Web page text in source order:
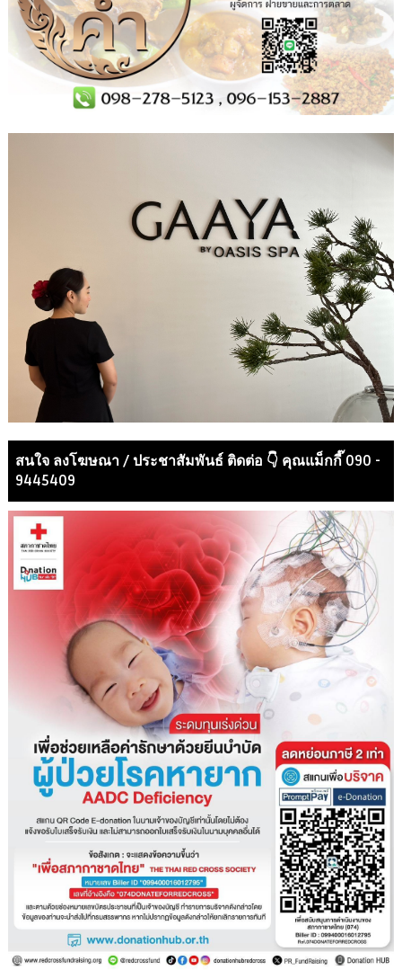
สนใจ ลงโฆษณา / ประชาสัมพันธ์ ติดต่อ 👇 คุณแม็กกี๊ 090 -
9445409